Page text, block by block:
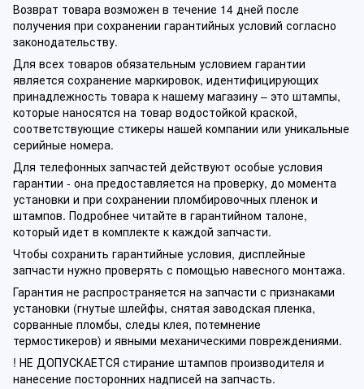
Возврат товара возможен в течение 14 дней после
получения при сохранении гарантийных условий согласно
законодательству.
Для всех товаров обязательным условием гарантии
является сохранение маркировок, идентифицирующих
принадлежность товара к нашему магазину – это штампы,
которые наносятся на товар водостойкой краской,
соответствующие стикеры нашей компании или уникальные
серийные номера.
Для телефонных запчастей действуют особые условия
гарантии - она предоставляется на проверку, до момента
установки и при сохранении пломбировочных пленок и
штампов. Подробнее читайте в гарантийном талоне,
который идет в комплекте к каждой запчасти.
Чтобы сохранить гарантийные условия, дисплейные
запчасти нужно проверять с помощью навесного монтажа.
Гарантия не распространяется на запчасти с признаками
установки (гнутые шлейфы, снятая заводская пленка,
сорванные пломбы, следы клея, потемнение
термостикеров) и явными механическими повреждениями.
! НЕ ДОПУСКАЕТСЯ стирание штампов производителя и
нанесение посторонних надписей на запчасть.